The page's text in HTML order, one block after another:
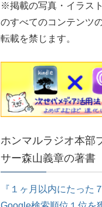
※掲載の写真・イラス
のすべてのコンテンツ
転載を禁じます。
ホンマルラジオ本部
サー森山義章の著書
『１ヶ月以内にたった